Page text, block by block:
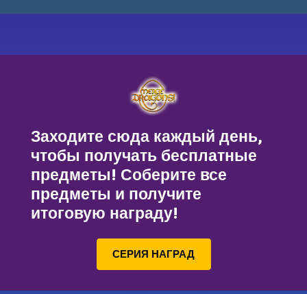
Заходите сюда каждый день,
чтобы получать бесплатные
предметы! Соберите все
предметы и получите
итоговую награду!
СЕРИЯ НАГРАД